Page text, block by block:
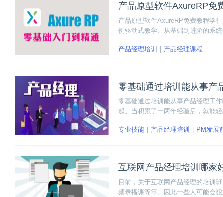
产品原型软件AxureRP免
产品原型软件AxureRP免费教程学
例驱动式教学、从基础到进阶的系
件、函数、其他内容。
产品经理培训 产品经理课程
零基础通过培训能从事产
零基础通过培训能从事产品经理工
起。当积累了一两年经验后，就能
专业技能
产品经理培训 PM发展
互联网产品经理培训哪家
目前，关于互联网产品经理的培训
频录播课等等。因此一些人可能会